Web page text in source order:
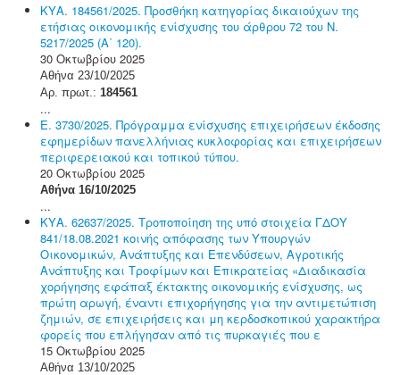
ΚΥΑ. 184561/2025. Προσθήκη κατηγορίας δικαιούχων της
ετήσιας οικονομικής ενίσχυσης του άρθρου 72 του Ν.
5217/2025 (Α΄ 120).
30 Οκτωβρίου 2025
Αθήνα 23/10/2025
Αρ. πρωτ.: 184561
...
Ε. 3730/2025. Πρόγραμμα ενίσχυσης επιχειρήσεων έκδοσης
εφημερίδων πανελλήνιας κυκλοφορίας και επιχειρήσεων
περιφερειακού και τοπικού τύπου.
20 Οκτωβρίου 2025
Αθήνα 16/10/2025
...
ΚΥΑ. 62637/2025. Τροποποίηση της υπό στοιχεία ΓΔΟΥ
841/18.08.2021 κοινής απόφασης των Υπουργών
Οικονομικών, Ανάπτυξης και Επενδύσεων, Αγροτικής
Ανάπτυξης και Τροφίμων και Επικρατείας «Διαδικασία
χορήγησης εφάπαξ έκτακτης οικονομικής ενίσχυσης, ως
πρώτη αρωγή, έναντι επιχορήγησης για την αντιμετώπιση
ζημιών, σε επιχειρήσεις και μη κερδοσκοπικού χαρακτήρα
φορείς που επλήγησαν από τις πυρκαγιές που ε
15 Οκτωβρίου 2025
Αθήνα 13/10/2025